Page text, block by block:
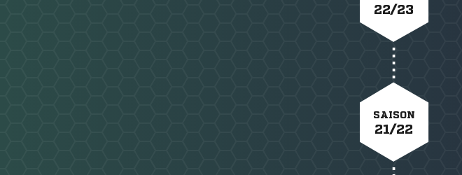
22/23
SAISON
21/22